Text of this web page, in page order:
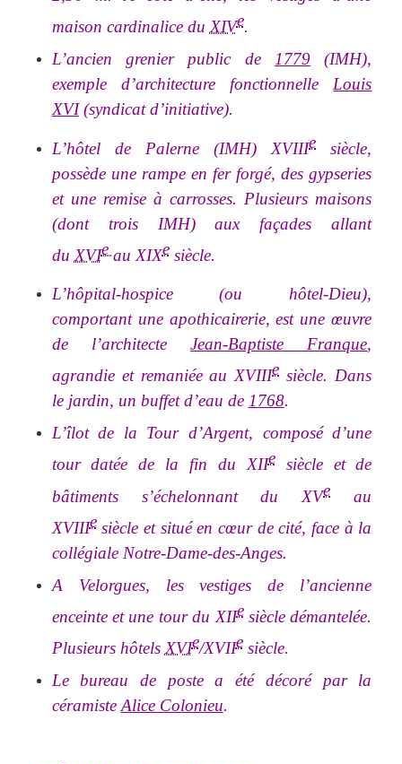
maison cardinalice duXIVe.
L’ancien grenier public de1779 (IMH),
exemple d’architecture fonctionnelleLouis
XVI(syndicat d’initiative).
L’hôtel de Palerne (IMH) XVIIIe siècle,
possède une rampe en fer forgé, des gypseries
et une remise à carrosses. Plusieurs maisons
(dont trois IMH) aux façades allant
du XVIe au XIXesiècle.
L’hôpital-hospice (ou hôtel-Dieu),
comportant une apothicairerie, est une œuvre
de l’architecteJean-Baptiste Franque,
agrandie et remaniée au XVIIIe siècle. Dans
le jardin, un buffet d’eau de 1768.
L’îlot de la Tour d’Argent, composé d’une
tour datée de la fin du XIIesiècle et de
bâtiments s’échelonnant du XVe au
XVIIIesiècle et situé en cœur de cité, face à la
collégiale Notre-Dame-des-Anges.
A Velorgues, les vestiges de l’ancienne
enceinte et une tour du XIIesiècle démantelée.
Plusieurs hôtelsXVIe/XVIIesiècle.
Le bureau de poste a été décoré par la
céramisteAlice Colonieu.